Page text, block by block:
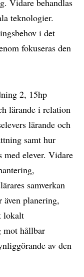
teknologier.
i det
fokuseras den
2, 15hp
lärande i relation
lärande och
samt hur
med elever. Vidare
samverkan
planering,
lokalt
mot hållbar
av den